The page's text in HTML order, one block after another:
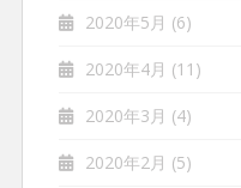
2020年5月 (6)
2020年4月 (11)
2020年3月 (4)
2020年2月 (5)